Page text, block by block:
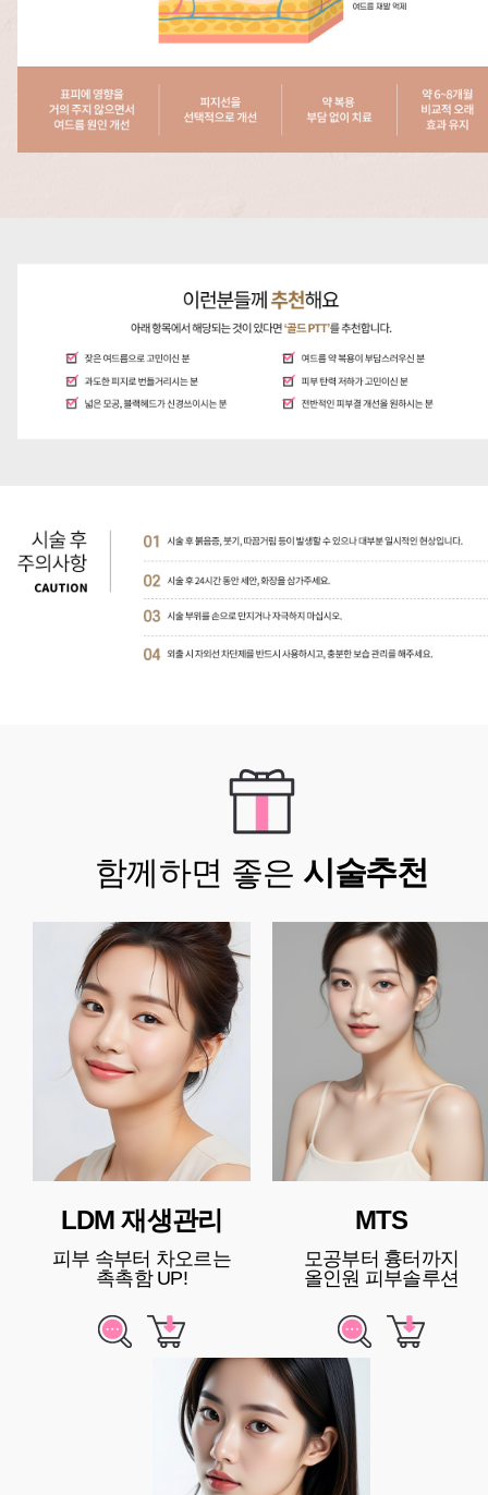
함께하면 좋은 시술추천
LDM 재생관리
피부 속부터 차오르는
촉촉함 UP!
MTS
모공부터 흉터까지
올인원 피부솔루션